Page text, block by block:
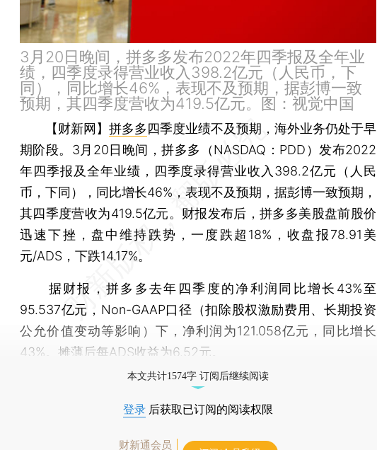
3月20日晚间，拼多多发布2022年四季报及全年业
绩，四季度录得营业收入398.2亿元（人民币，下
同），同比增长46%，表现不及预期，据彭博一致
预期，其四季度营收为419.5亿元。图：视觉中国
【财新网】 拼多多四季度业绩不及预期，海外业务仍处于早
期阶段。3月20日晚间，拼多多（NASDAQ：PDD）发布2022
年四季报及全年业绩，四季度录得营业收入398.2亿元（人民
币，下同），同比增长46%，表现不及预期，据彭博一致预期，
其四季度营收为419.5亿元。财报发布后，拼多多美股盘前股价
迅速下挫，盘中维持跌势，一度跌超18%，收盘报78.91美
元/ADS，下跌14.17%。
据财报，拼多多去年四季度的净利润同比增长43%至
95.537亿元，Non-GAAP口径（扣除股权激励费用、长期投资
公允价值变动等影响）下，净利润为121.058亿元，同比增长
43%。摊薄后每ADS收益为6.52元。
本文共计1574字 订阅后继续阅读
登录 后获取已订阅的阅读权限
财新通会员